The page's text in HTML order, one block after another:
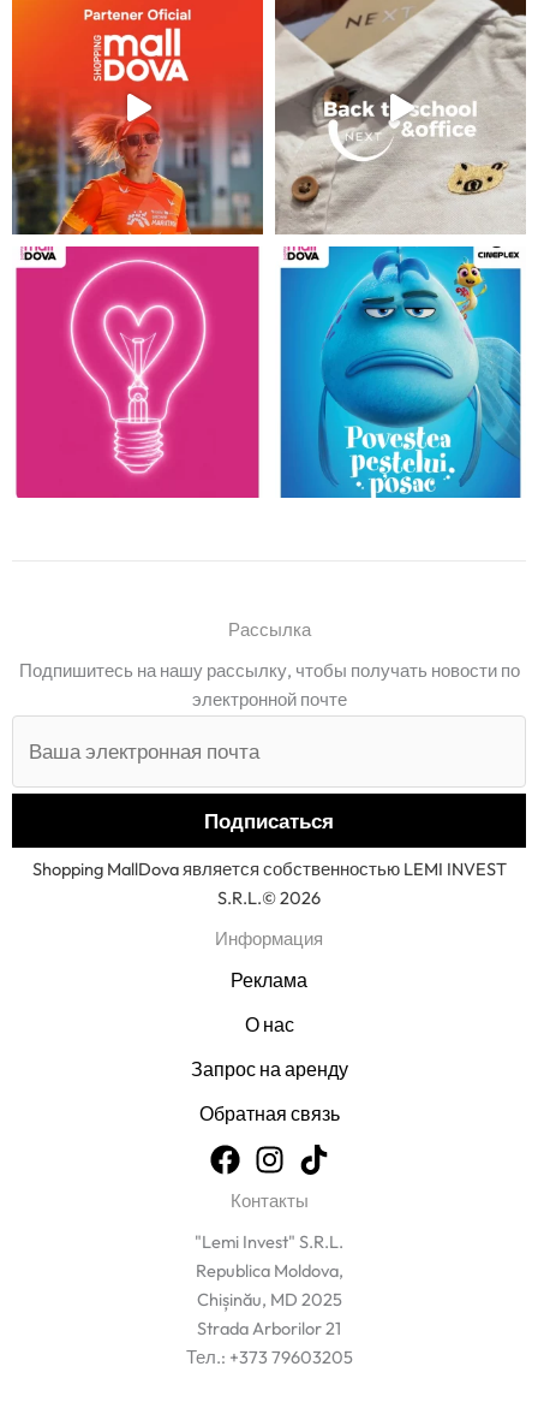
Рассылка
Подпишитесь на нашу рассылку, чтобы получать новости по
электронной почте
Shopping MallDova является собственностью LEMI INVEST
S.R.L.© 2026
Информация
Реклама
О нас
Запрос на аренду
Обратная связь
Контакты
"Lemi Invest" S.R.L.
Republica Moldova,
Chișinău, MD 2025
Strada Arborilor 21
Тел.: +373 79603205